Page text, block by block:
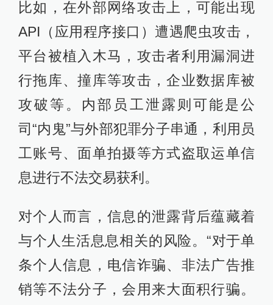
比如，在外部网络攻击上，可能出现
API（应用程序接口）遭遇爬虫攻击，
平台被植入木马，攻击者利用漏洞进
行拖库、撞库等攻击，企业数据库被
攻破等。内部员工泄露则可能是公
司“内鬼”与外部犯罪分子串通，利用员
工账号、面单拍摄等方式盗取运单信
息进行不法交易获利。
对个人而言，信息的泄露背后蕴藏着
与个人生活息息相关的风险。“对于单
条个人信息，电信诈骗、非法广告推
销等不法分子，会用来大面积行骗。